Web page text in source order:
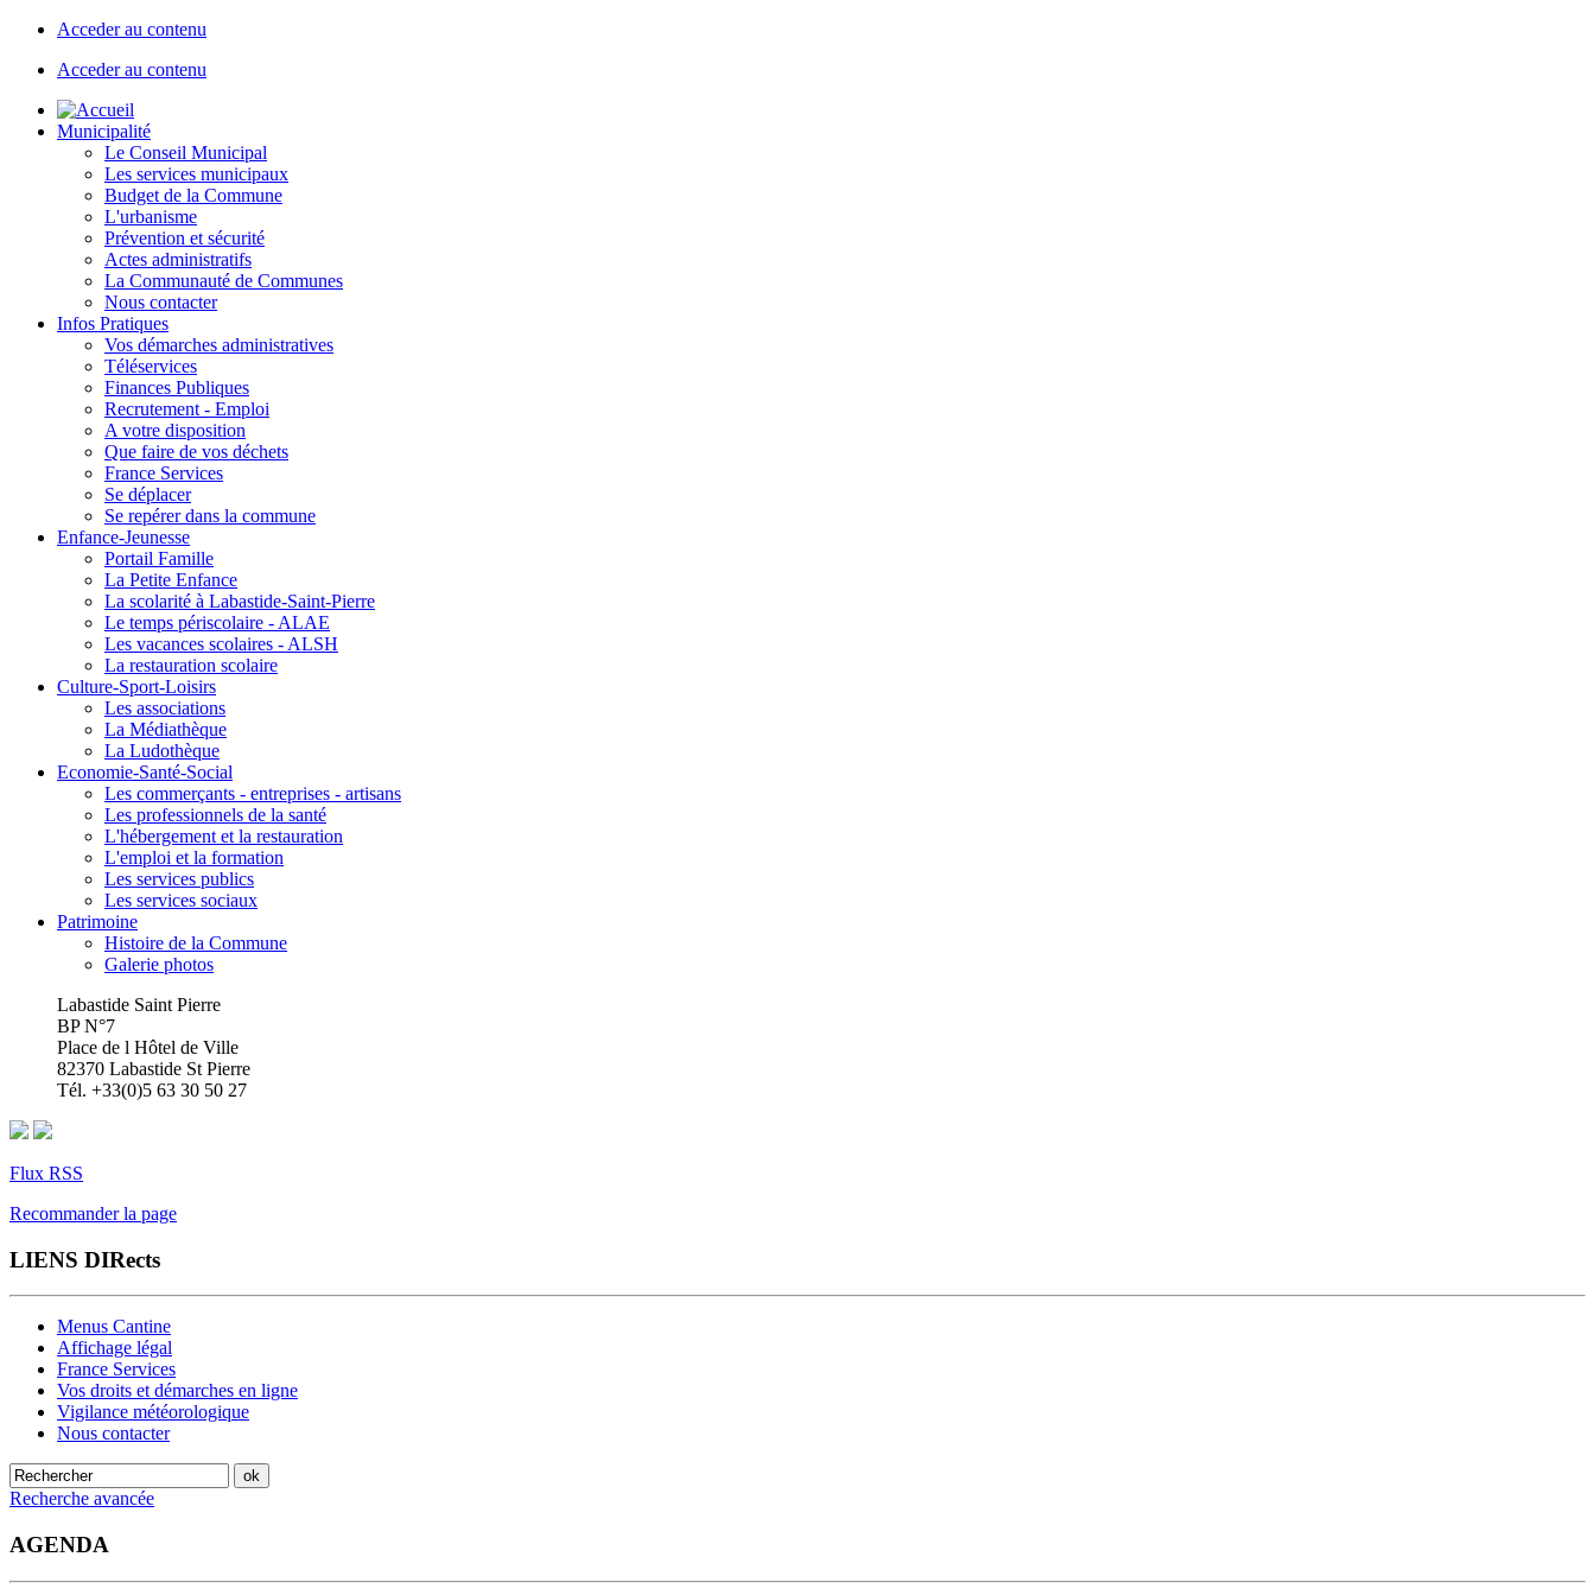
Acceder au contenu
Acceder au contenu
Municipalité
Le Conseil Municipal
Les services municipaux
Budget de la Commune
L'urbanisme
Prévention et sécurité
Actes administratifs
La Communauté de Communes
Nous contacter
Infos Pratiques
Vos démarches administratives
Téléservices
Finances Publiques
Recrutement - Emploi
A votre disposition
Que faire de vos déchets
France Services
Se déplacer
Se repérer dans la commune
Enfance-Jeunesse
Portail Famille
La Petite Enfance
La scolarité à Labastide-Saint-Pierre
Le temps périscolaire - ALAE
Les vacances scolaires - ALSH
La restauration scolaire
Culture-Sport-Loisirs
Les associations
La Médiathèque
La Ludothèque
Economie-Santé-Social
Les commerçants - entreprises - artisans
Les professionnels de la santé
L'hébergement et la restauration
L'emploi et la formation
Les services publics
Les services sociaux
Patrimoine
Histoire de la Commune
Galerie photos
Labastide Saint Pierre
BP N°7
Place de l Hôtel de Ville
82370 Labastide St Pierre
Tél. +33(0)5 63 30 50 27
Flux RSS
Recommander la page
LIENS DIRects
Menus Cantine
Affichage légal
France Services
Vos droits et démarches en ligne
Vigilance météorologique
Nous contacter
Recherche avancée
AGENDA